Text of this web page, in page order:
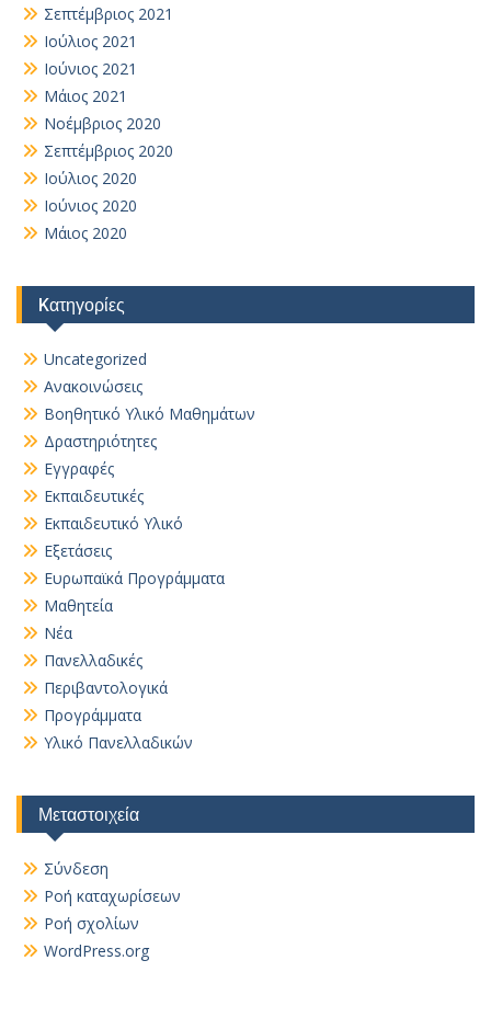
Σεπτέμβριος 2021
Ιούλιος 2021
Ιούνιος 2021
Μάιος 2021
Νοέμβριος 2020
Σεπτέμβριος 2020
Ιούλιος 2020
Ιούνιος 2020
Μάιος 2020
Kατηγορίες
Uncategorized
Ανακοινώσεις
Βοηθητικό Yλικό Mαθημάτων
Δραστηριότητες
Εγγραφές
Εκπαιδευτικές
Εκπαιδευτικό Υλικό
Εξετάσεις
Ευρωπαϊκά Προγράμματα
Μαθητεία
Νέα
Πανελλαδικές
Περιβαντολογικά
Προγράμματα
Υλικό Πανελλαδικών
Μεταστοιχεία
Σύνδεση
Ροή καταχωρίσεων
Ροή σχολίων
WordPress.org